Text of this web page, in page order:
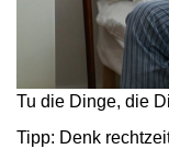
Tu die Dinge, die
Tipp: Denk